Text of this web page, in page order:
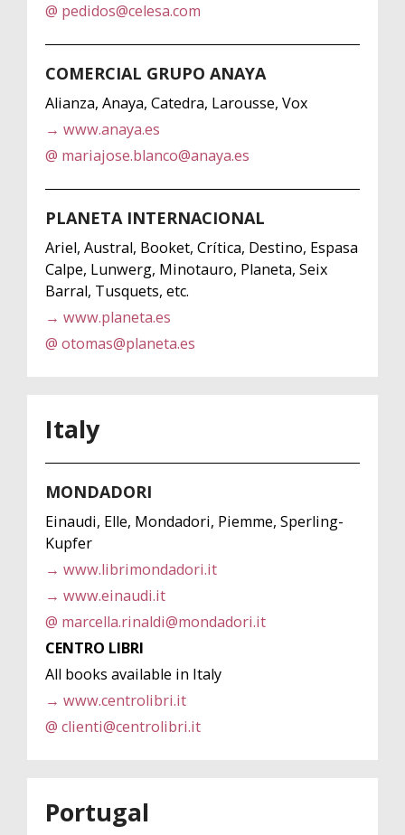
@ pedidos@celesa.com
COMERCIAL GRUPO ANAYA
Alianza, Anaya, Catedra, Larousse, Vox
→ www.anaya.es
@ mariajose.blanco@anaya.es
PLANETA INTERNACIONAL
Ariel, Austral, Booket, Crítica, Destino, Espasa
Calpe, Lunwerg, Minotauro, Planeta, Seix
Barral, Tusquets, etc.
→ www.planeta.es
@ otomas@planeta.es
Italy
MONDADORI
Einaudi, Elle, Mondadori, Piemme, Sperling-
Kupfer
→ www.librimondadori.it
→ www.einaudi.it
@ marcella.rinaldi@mondadori.it
CENTRO LIBRI
All books available in Italy
→ www.centrolibri.it
@ clienti@centrolibri.it
Portugal